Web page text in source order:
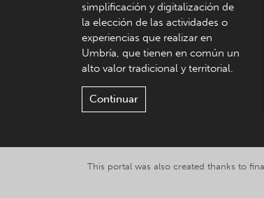
simplificación y digitalización de
la elección de las actividades o
experiencias que realizar en
Umbría, que tienen en común un
alto valor tradicional y territorial.
Continuar
This portal was also created thanks to